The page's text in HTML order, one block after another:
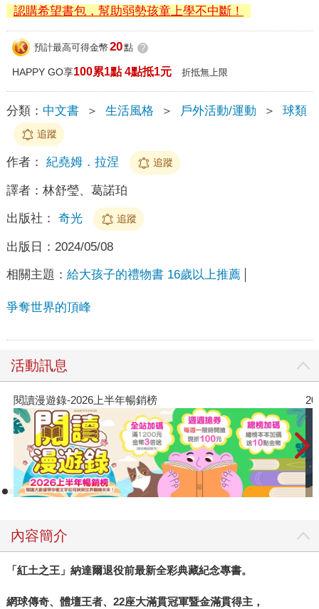
認購希望書包，幫助弱勢孩童上學不中斷！
預計最高可得金幣 20點 ?
HAPPY GO享100累1點 4點抵1元 折抵無上限
分類： 中文書 ＞ 生活風格 ＞ 戶外活動/運動 ＞ 球類
追蹤
作者： 紀堯姆．拉涅 追蹤
譯者： 林舒瑩、葛諾珀
出版社： 奇光 追蹤
出版日： 2024/05/08
相關主題： 給大孩子的禮物書 16歲以上推薦
爭奪世界的頂峰
活動訊息
閱讀漫遊錄-2026上半年暢銷榜
內容簡介
「紅土之王」納達爾退役前最新全彩典藏紀念專書。
網球傳奇、體壇王者、22座大滿貫冠軍暨金滿貫得主，